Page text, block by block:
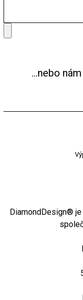
...nebo
DiamondDesign®